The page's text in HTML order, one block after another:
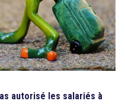
autorisé les salariés à